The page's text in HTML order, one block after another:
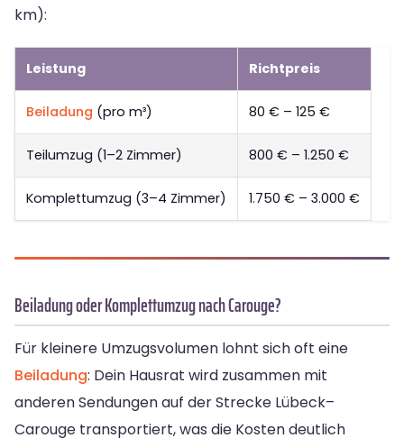
km):
Leistung Richtpreis
Beiladung (pro m³) 80 € – 125 €
Teilumzug (1–2 Zimmer) 800 € – 1.250 €
Komplettumzug (3–4 Zimmer) 1.750 € – 3.000 €
Beiladung oder Komplettumzug nach Carouge?
Für kleinere Umzugsvolumen lohnt sich oft eine
Beiladung: Dein Hausrat wird zusammen mit
anderen Sendungen auf der Strecke Lübeck–
Carouge transportiert, was die Kosten deutlich